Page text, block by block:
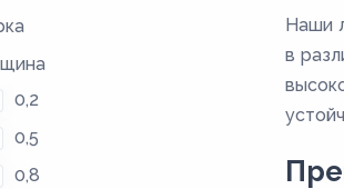
0,2
0,5
0,8
Наши
в